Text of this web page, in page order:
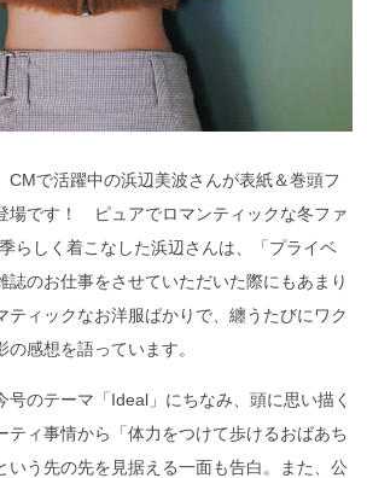
CMで活躍中の浜辺美波さんが表紙＆巻頭フ
場です！ ピュアでロマンティックな冬ファ
らしく着こなした浜辺さんは、「プライベ
誌のお仕事をさせていただいた際にもあまり
ティックなお洋服ばかりで、纏うたびにワク
感想を語っています。
号のテーマ「Ideal」にちなみ、頭に思い描く
ティ事情から「体力をつけて歩けるおばあち
いう先の先を見据える一面も告白。また、公